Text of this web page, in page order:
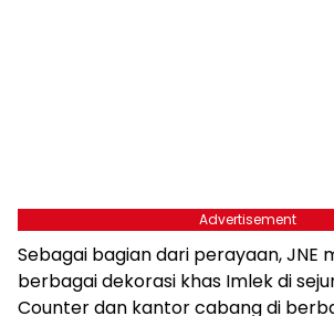
Advertisement
Sebagai bagian dari perayaan, JNE
berbagai dekorasi khas Imlek di
Counter dan kantor cabang di